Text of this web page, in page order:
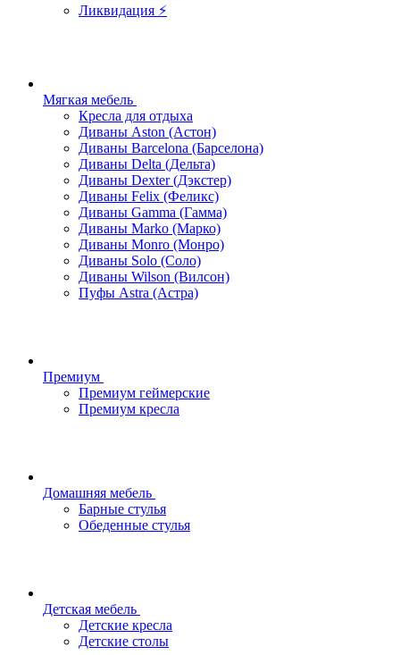
Ликвидация ⚡
Мягкая мебель
Кресла для отдыха
Диваны Aston (Астон)
Диваны Barcelona (Барселона)
Диваны Delta (Дельта)
Диваны Dexter (Дэкстер)
Диваны Felix (Феликс)
Диваны Gamma (Гамма)
Диваны Marko (Марко)
Диваны Monro (Монро)
Диваны Solo (Соло)
Диваны Wilson (Вилсон)
Пуфы Astra (Астра)
Премиум
Премиум геймерские
Премиум кресла
Домашняя мебель
Барные стулья
Обеденные стулья
Детская мебель
Детские кресла
Детские столы